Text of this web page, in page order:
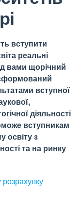
вступити
реальні
вами щорічний
вступної
діяльності
вступникам
освіту з
та на ринку
розрахунку